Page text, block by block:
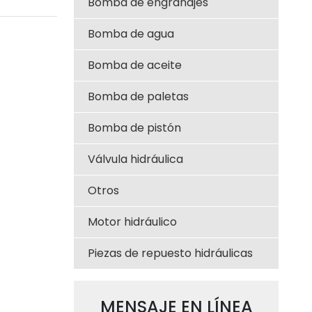
51-705-20070, para WA300-1
Bomba de agua
Bomba de aceite
Bomba de paletas
Bomba de pistón
Válvula hidráulica
Otros
Motor hidráulico
Piezas de repuesto hidráulicas
MENSAJE EN LÍNEA